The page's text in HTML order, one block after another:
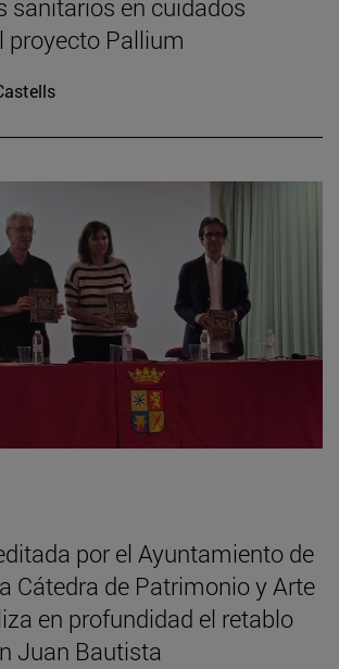
sanitarios en cuidados
proyecto Pallium
por el Ayuntamiento de
Cátedra de Patrimonio y Arte
en profundidad el retablo
Juan Bautista